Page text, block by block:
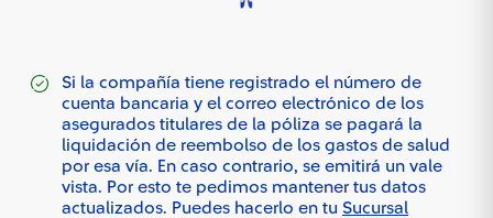
Si la compañía tiene registrado el número de
cuenta bancaria y el correo electrónico de los
asegurados titulares de la póliza se pagará la
liquidación de reembolso de los gastos de salud
por esa vía. En caso contrario, se emitirá un vale
vista. Por esto te pedimos mantener tus datos
actualizados. Puedes hacerlo en tu Sucursal